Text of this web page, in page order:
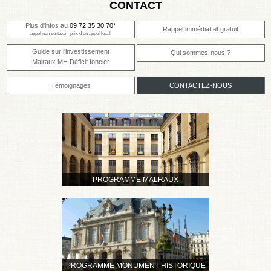
CONTACT
Plus d'infos au 09 72 35 30 70*
appel non surtaxé - prix d'un appel local
Rappel immédiat et gratuit
Guide sur l'investissement
Malraux MH Déficit foncier
Qui sommes-nous ?
Témoignages CONTACTEZ-NOUS
PROGRAMME MALRAUX
PROGRAMME MONUMENT HISTORIQUE